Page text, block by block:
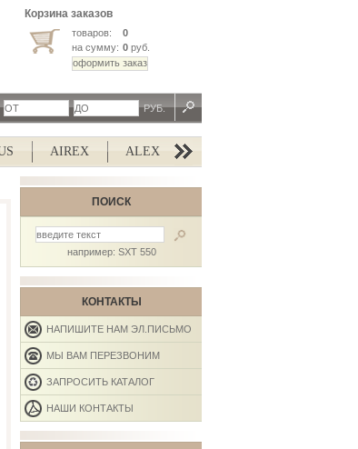
Корзина заказов
товаров:
0
на сумму: 0 руб.
РУБ.
AIREX ALEX ALISUN
ПОИСК
например: SXT 550
КОНТАКТЫ
НАПИШИТЕ НАМ ЭЛ.ПИСЬМО
МЫ ВАМ ПЕРЕЗВОНИМ
ЗАПРОСИТЬ КАТАЛОГ
НАШИ КОНТАКТЫ